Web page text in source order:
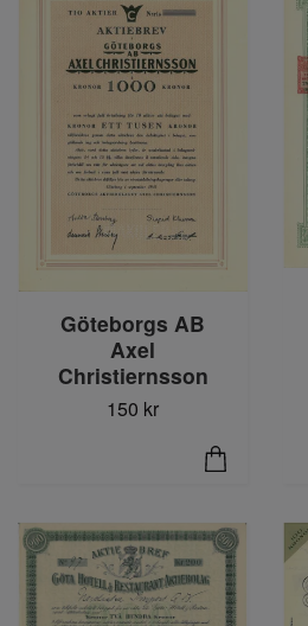
Göteborgs AB
Axel
Christiernsson
150 kr